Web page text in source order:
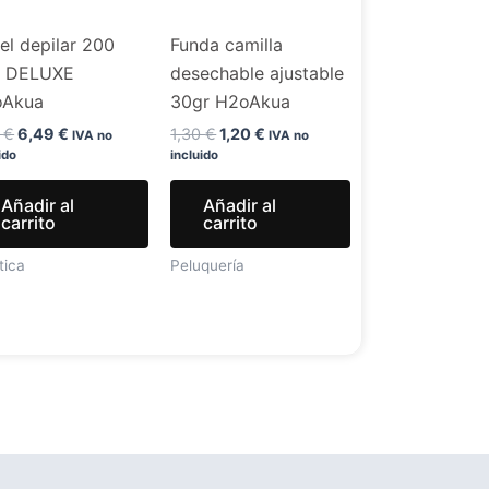
depilar 200
DELUXE
€6,49€ IVA no
Añadir al
carrito
Funda camilla
desechable ajustable
30gr H2oAkua
1,30€1,20€ IVA no
incluido
Añadir al
carrito
Peluquería